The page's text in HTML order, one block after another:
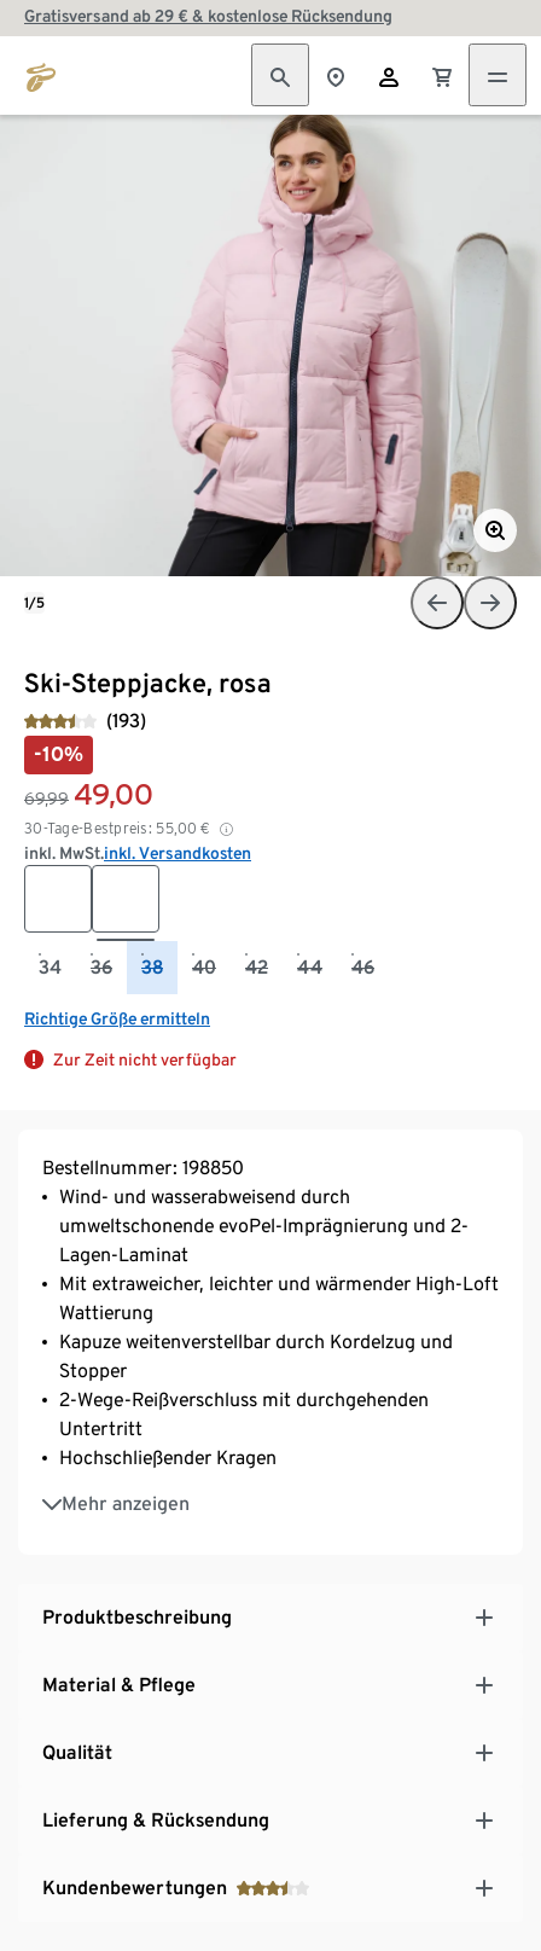
Gratisversand ab 29 € & kostenlose Rücksendung
Ski-Steppjacke, rosa
(193)
-10%
69,99 49,00
30-Tage-Bestpreis: 55,00 €
inkl. MwSt.inkl. Versandkosten
34 36 38 40 42 44 46
Richtige Größe ermitteln
Zur Zeit nicht verfügbar
1/5
Bestellnummer: 198850
Wind- und wasserabweisend durch
umweltschonende evoPel-Imprägnierung und 2-
Lagen-Laminat
Mit extraweicher, leichter und wärmender High-Loft
Wattierung
Kapuze weitenverstellbar durch Kordelzug und
Stopper
2-Wege-Reißverschluss mit durchgehenden
Untertritt
Hochschließender Kragen
Mehr anzeigen
2 Reißverschluss-Eingrifftaschen und 1
Klettverschluss-Innentasche
Leicht verlängerte Rückenpartie
Produktbeschreibung
Material & Pflege
Qualität
Lieferung & Rücksendung
Kundenbewertungen